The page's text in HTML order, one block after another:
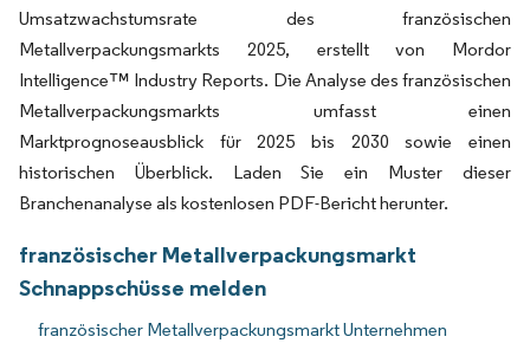
Umsatzwachstumsrate des französischen
Metallverpackungsmarkts 2025, erstellt von Mordor
Intelligence™ Industry Reports. Die Analyse des französischen
Metallverpackungsmarkts umfasst einen
Marktprognoseausblick für 2025 bis 2030 sowie einen
historischen Überblick. Laden Sie ein Muster dieser
Branchenanalyse als kostenlosen PDF-Bericht herunter.
französischer Metallverpackungsmarkt
Schnappschüsse melden
französischer Metallverpackungsmarkt Unternehmen